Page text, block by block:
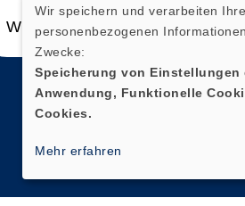
Widerrufsformular
Wir speichern und verarbeiten Ihre
personenbezogenen
Zwecke:
Speicherung von Einstellungen
Anwendung, Funktionelle
Cookies.
Mehr erfahren